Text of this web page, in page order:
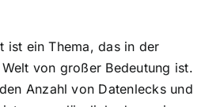
ist ein Thema, das in der
von großer Bedeutung ist.
Anzahl von Datenlecks und